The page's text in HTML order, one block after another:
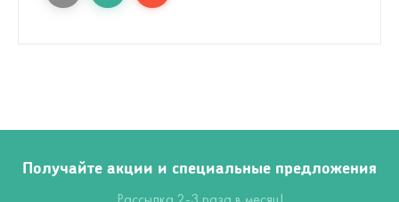
Получайте акции и специальные предложения